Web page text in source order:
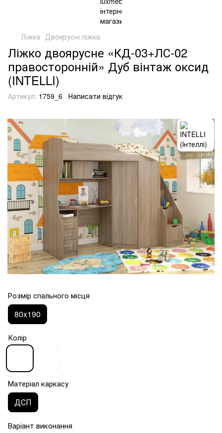
Ліжка Двоярусні ліжка
Ліжко двоярусне «КД-03+ЛС-02
правосторонній» Дуб вінтаж оксид
(INTELLI)
Артикул: 1759_6 Написати відгук
Розмір спального місця
80x190
Колір
Матеріал каркасу
ДСП
Варіант виконання